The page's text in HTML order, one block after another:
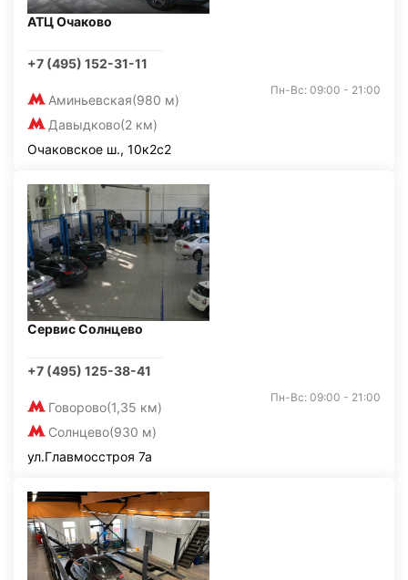
АТЦ Очаково
+7 (495) 152-31-11
Аминьевская(980 м)
Давыдково(2 км)
Пн-Вс: 09:00 - 21:00
Очаковское ш., 10к2с2
Сервис Солнцево
+7 (495) 125-38-41
Говорово(1,35 км)
Солнцево(930 м)
Пн-Вс: 09:00 - 21:00
ул.Главмосстроя 7а